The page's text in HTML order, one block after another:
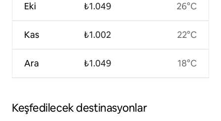
Eki
Kas
Ara
₺1.049
₺1.002
₺1.049
26°C
22°C
18°C
Keşfedilecek destinasyonlar